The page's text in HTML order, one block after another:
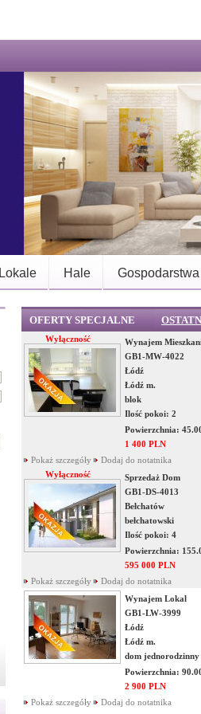
Lokale Hale Gospodarstwa
OFERTY SPECJALNE
Pokaż szczegóły Dodaj do notatnika
Wyłączność
Wynajem
GB1-MW-4022
Łódź
Łódź m.
blok
Ilość pokoi: 2
Powierzchnia:
1 400 PLN
Pokaż szczegóły Dodaj do notatnika
Wyłączność
Sprzedaż Dom
GB1-DS-4013
Bełchatów
bełchatowski
Ilość pokoi: 4
Powierzchnia:
595 000 PLN
Pokaż szczegóły Dodaj do notatnika
Wynajem Lokal
GB1-LW-3999
Łódź
Łódź m.
dom jednorodzinny
Powierzchnia:
2 900 PLN